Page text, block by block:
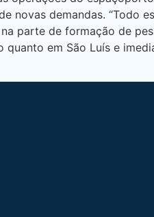
novas demandas. “Todo
parte de formação de
em São Luís e